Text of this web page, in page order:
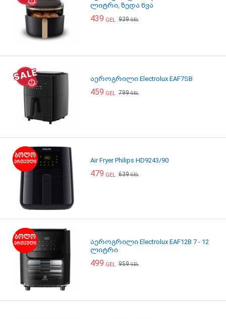
ლიტრი, ზედა წვა
439 GEL 939GEL
აეროგრილი Electrolux EAF7SB
459 GEL 799GEL
Air Fryer Philips HD9243/90
479 GEL 639GEL
აეროგრილი Electrolux EAF12B 7 - 12
ლიტრი
499 GEL 959GEL